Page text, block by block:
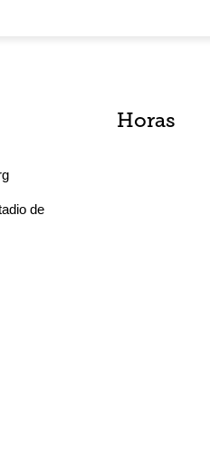
de
Horas